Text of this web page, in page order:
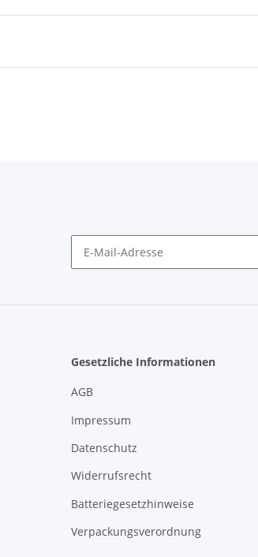
Gesetzliche Informationen
AGB
Impressum
Datenschutz
Widerrufsrecht
Batteriegesetzhinweise
Verpackungsverordnung